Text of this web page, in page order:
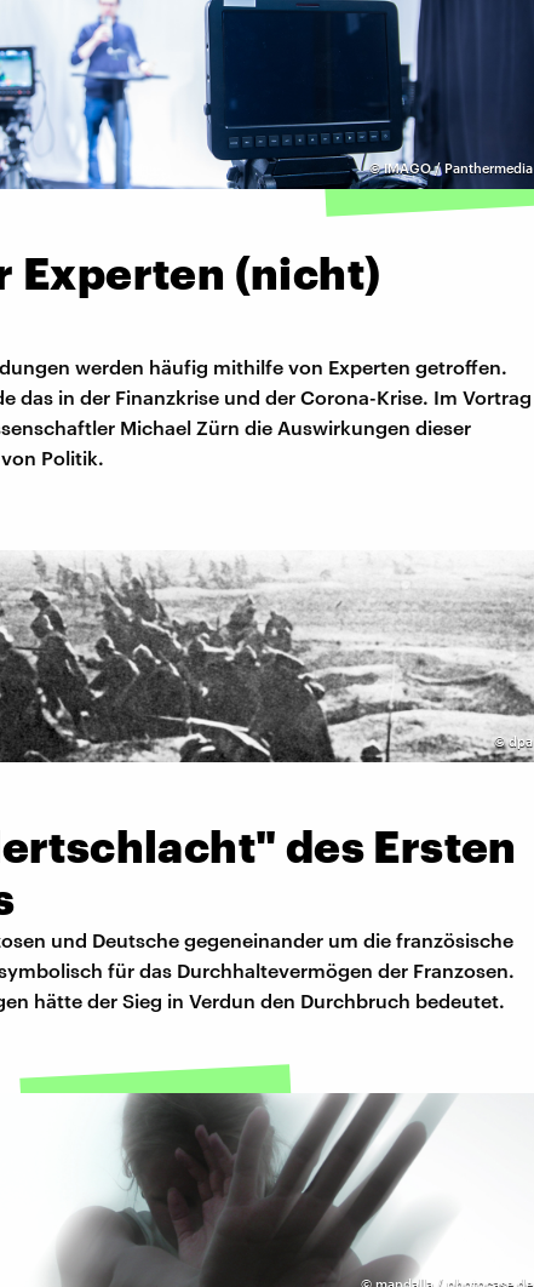
©IMAGO / Panthermedia
Experten (nicht)
werden häufig mithilfe von Experten getroffen.
das in der Finanzkrise und der Corona-Krise. Im Vortrag
Michael Zürn die Auswirkungen dieser
Politik.
©dpa
des Ersten
und Deutsche gegeneinander um die französische
für das Durchhaltevermögen der Franzosen.
hätte der Sieg in Verdun den Durchbruch bedeutet.
© mandalla / photocase.de